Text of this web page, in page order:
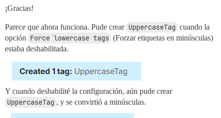
¡Gracias!
Parece que ahora funciona. Pude crear UppercaseTag cuando la
opción Force lowercase tags (Forzar etiquetas en minúsculas)
estaba deshabilitada.
Y cuando deshabilité la configuración, aún pude crear
UppercaseTag , y se convirtió a minúsculas.